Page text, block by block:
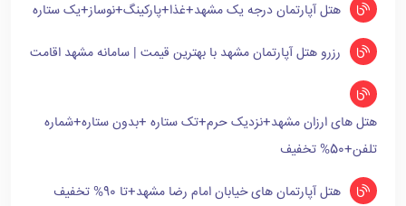
هتل آپارتمان درجه یک مشهد+غذا+پارکینگ+نوساز+یک ستاره
رزرو هتل آپارتمان مشهد با بهترین قیمت | سامانه مشهد اقامت
هتل های ارزان مشهد+نزدیک حرم+تک ستاره +بدون ستاره+شماره
تلفن+50% تخفیف
هتل آپارتمان های خیابان امام رضا مشهد+تا 90% تخفیف